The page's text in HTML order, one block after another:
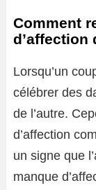
Comment
d’affection
Lorsqu’un
célébrer des
de l’autre.
d’affection
un signe que
manque